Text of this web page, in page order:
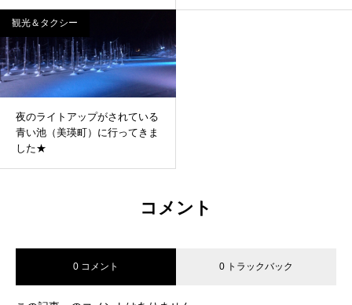
観光＆タクシー
夜のライトアップがされている
青い池（美瑛町）に行ってきま
した★
コメント
0 コメント 0 トラックバック